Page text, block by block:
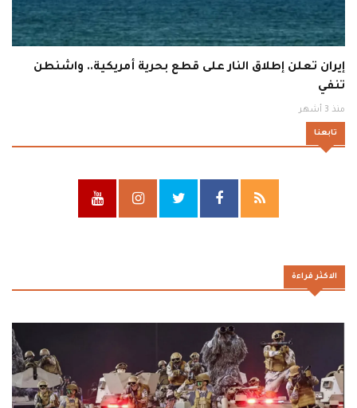
إيران تعلن إطلاق النار على قطع بحرية أمريكية.. واشنطن
تنفي
منذ 3 أشهر
تابعنا
الاكثر قراءة